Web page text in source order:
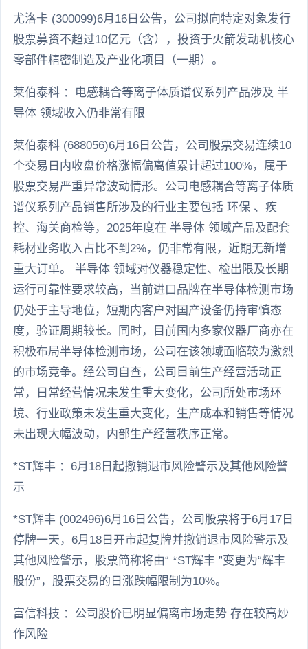
尤洛卡 (300099)6月16日公告，公司拟向特定对象发行
股票募资不超过10亿元（含），投资于火箭发动机核心
零部件精密制造及产业化项目（一期）。
莱伯泰科 ：电感耦合等离子体质谱仪系列产品涉及 半
导体 领域收入仍非常有限
莱伯泰科 (688056)6月16日公告，公司股票交易连续10
个交易日内收盘价格涨幅偏离值累计超过100%，属于
股票交易严重异常波动情形。公司电感耦合等离子体质
谱仪系列产品销售所涉及的行业主要包括 环保 、疾
控、海关商检等，2025年度在 半导体 领域产品及配套
耗材业务收入占比不到2%，仍非常有限，近期无新增
重大订单。 半导体 领域对仪器稳定性、检出限及长期
运行可靠性要求较高，当前进口品牌在半导体检测市场
仍处于主导地位，短期内客户对国产设备仍持审慎态
度，验证周期较长。同时，目前国内多家仪器厂商亦在
积极布局半导体检测市场，公司在该领域面临较为激烈
的市场竞争。经公司自查，公司目前生产经营活动正
常，日常经营情况未发生重大变化，公司所处市场环
境、行业政策未发生重大变化，生产成本和销售等情况
未出现大幅波动，内部生产经营秩序正常。
*ST辉丰 ：6月18日起撤销退市风险警示及其他风险警
示
*ST辉丰 (002496)6月16日公告，公司股票将于6月17日
停牌一天，6月18日开市起复牌并撤销退市风险警示及
其他风险警示，股票简称将由“ *ST辉丰 ”变更为“辉丰
股份”，股票交易的日涨跌幅限制为10%。
富信科技 ：公司股价已明显偏离市场走势 存在较高炒
作风险